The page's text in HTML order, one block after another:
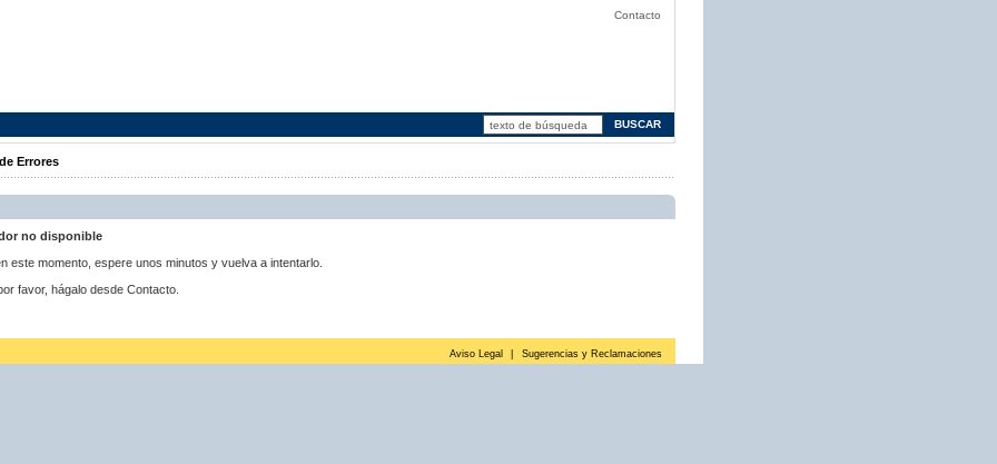
Contacto
Errores
no disponible
este momento, espere unos minutos y vuelva a intentarlo.
favor, hágalo desde Contacto.
Aviso Legal Sugerencias y Reclamaciones